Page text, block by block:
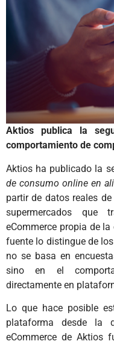
Aktios publica la
comportamiento de
Aktios ha publicado la
de consumo online en
partir de datos reales
supermercados que
eCommerce propia de
fuente lo distingue de
no se basa en
sino en el
directamente en
Lo que hace posible
plataforma desde la
eCommerce de Aktios